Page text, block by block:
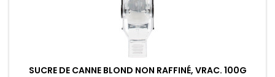
SUCRE DE CANNE BLOND NON RAFFINÉ, VRAC. 100G